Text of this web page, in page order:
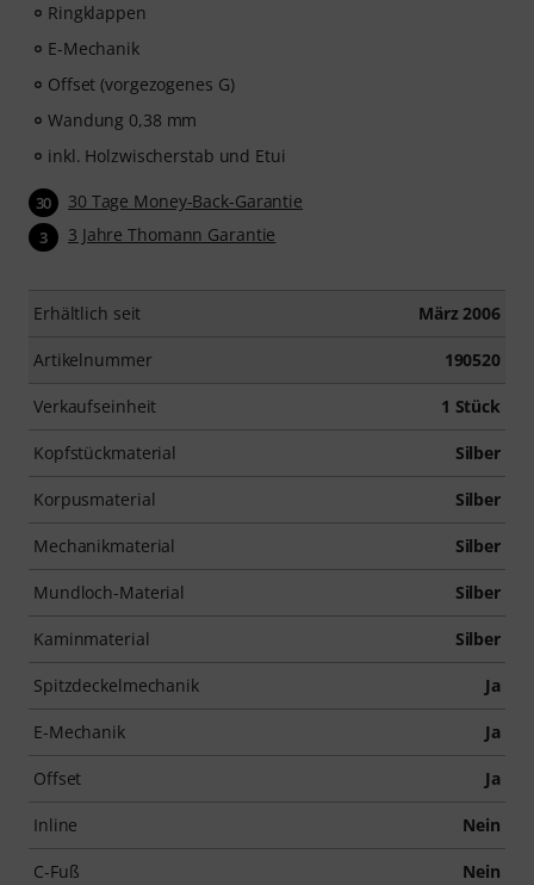
Ringklappen
E-Mechanik
Offset (vorgezogenes G)
Wandung 0,38 mm
inkl. Holzwischerstab und Etui
30 30 Tage Money-Back-Garantie
3 3 Jahre Thomann Garantie
Erhältlich seit März 2006
Artikelnummer 190520
Verkaufseinheit 1 Stück
Kopfstückmaterial Silber
Korpusmaterial Silber
Mechanikmaterial Silber
Mundloch-Material Silber
Kaminmaterial Silber
Spitzdeckelmechanik Ja
E-Mechanik Ja
Offset Ja
Inline Nein
C-Fuß Nein